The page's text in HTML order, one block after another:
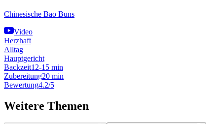
Chinesische Bao Buns
Video
Herzhaft
Alltag
Hauptgericht
Backzeit12-15 min
Zubereitung20 min
Bewertung4.2/5
Weitere Themen